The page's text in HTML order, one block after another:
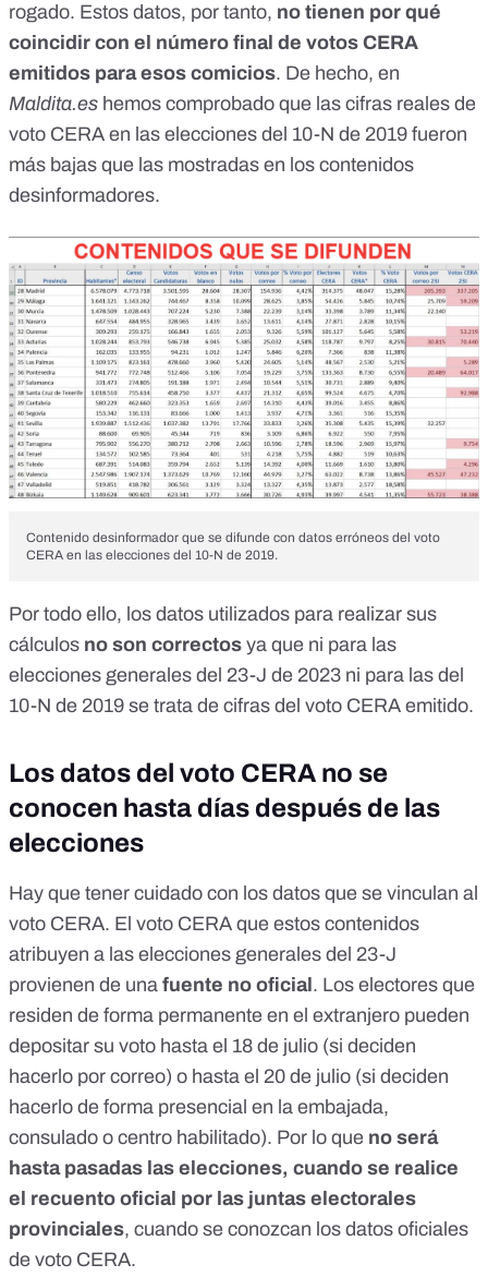
rogado. Estos datos, por tanto, no tienen por qué
coincidir con el número final de votos CERA
emitidos para esos comicios. De hecho, en
Maldita.es hemos comprobado que las cifras reales de
voto CERA en las elecciones del 10-N de 2019 fueron
más bajas que las mostradas en los contenidos
desinformadores.
Contenido desinformador que se difunde con datos erróneos del voto
CERA en las elecciones del 10-N de 2019.
Por todo ello, los datos utilizados para realizar sus
cálculos no son correctos ya que ni para las
elecciones generales del 23-J de 2023 ni para las del
10-N de 2019 se trata de cifras del voto CERA emitido.
Los datos del voto CERA no se
conocen hasta días después de las
elecciones
Hay que tener cuidado con los datos que se vinculan al
voto CERA. El voto CERA que estos contenidos
atribuyen a las elecciones generales del 23-J
provienen de una fuente no oficial . Los electores que
residen de forma permanente en el extranjero pueden
depositar su voto hasta el 18 de julio (si deciden
hacerlo por correo) o hasta el 20 de julio (si deciden
hacerlo de forma presencial en la embajada,
consulado o centro habilitado). Por lo que no será
hasta pasadas las elecciones, cuando se realice
el recuento oficial por las juntas electorales
provinciales, cuando se conozcan los datos oficiales
de voto CERA.